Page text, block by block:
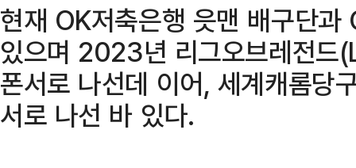
현재 OK저축은행 읏맨 배구단
있으며 2023년 리그오브레전드
폰서로 나선데 이어, 세계캐롬당
서로 나선 바 있다.